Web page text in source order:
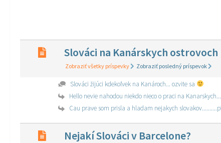
Slováci na Kanárskych ostrovoch
Zobraziť všetky príspevky Zobraziť posledný príspevok
Slováci žijúci kdekoľvek na Kanároch... ozvite sa
Hello nevie nahodou niekdo nieco o praci na
Cau prave som prisla a hladam nejakych
Nejakí Slováci v Barcelone?